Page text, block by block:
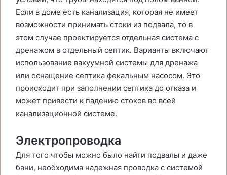
Если в доме есть канализация, которая не имеет
возможности принимать стоки из подвала, то в
этом случае проектируется отдельная система с
дренажом в отдельный септик. Варианты включают
использование вакуумной системы для дренажа
или оснащение септика фекальным насосом. Это
происходит при заполнении септика до отказа и
может привести к падению стоков во всей
канализационной системе.
Электропроводка
Для того чтобы можно было найти подвалы и даже
бани, необходима надежная проводка с системой